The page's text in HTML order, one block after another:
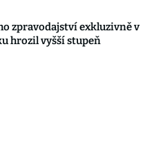
zpravodajství exkluzivně v
hrozil vyšší stupeň